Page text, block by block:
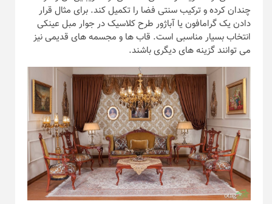
چندان کرده و ترکیب سنتی فضا را تکمیل کند. برای مثال قرار
دادن یک گرامافون یا آباژور طرح کلاسیک در جوار مبل عینکی
انتخاب بسیار مناسبی است. قاب ها و مجسمه های قدیمی نیز
می توانند گزینه های دیگری باشند.